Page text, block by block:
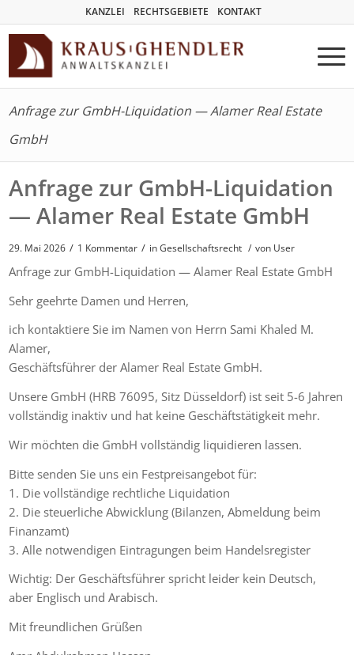
KANZLEI RECHTSGEBIETE KONTAKT
Anfrage zur GmbH-Liquidation — Alamer Real Estate
GmbH
Anfrage zur GmbH-Liquidation
— Alamer Real Estate GmbH
29. Mai 2026 / 1 Kommentar / inGesellschaftsrecht / von User
Anfrage zur GmbH-Liquidation — Alamer Real Estate GmbH
Sehr geehrte Damen und Herren,
ich kontaktiere Sie im Namen von Herrn Sami Khaled M.
Alamer,
Geschäftsführer der Alamer Real Estate GmbH.
Unsere GmbH (HRB 76095, Sitz Düsseldorf) ist seit 5-6 Jahren
vollständig inaktiv und hat keine Geschäftstätigkeit mehr.
Wir möchten die GmbH vollständig liquidieren lassen.
Bitte senden Sie uns ein Festpreisangebot für:
1. Die vollständige rechtliche Liquidation
2. Die steuerliche Abwicklung (Bilanzen, Abmeldung beim
Finanzamt)
3. Alle notwendigen Eintragungen beim Handelsregister
Wichtig: Der Geschäftsführer spricht leider kein Deutsch,
aber Englisch und Arabisch.
Mit freundlichen Grüßen